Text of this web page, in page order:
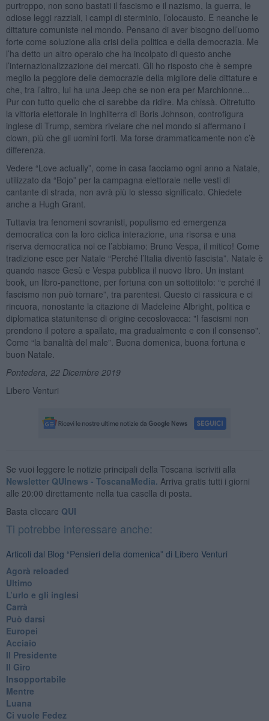
purtroppo, non sono bastati il fascismo e il nazismo, la guerra, le
odiose leggi razziali, i campi di sterminio, l’olocausto. E neanche le
dittature comuniste nel mondo. Pensano di aver bisogno dell’uomo
forte come soluzione alla crisi della politica e della democrazia. Me
l’ha detto un altro operaio che ha incolpato di questo anche
l’internazionalizzazione dei mercati. Gli ho risposto che è sempre
meglio la peggiore delle democrazie della migliore delle dittature e
che, tra l’altro, lui ha una Jeep che se non era per Marchionne...
Pur con tutto quello che ci sarebbe da ridire. Ma chissà. Oltretutto
la vittoria elettorale in Inghilterra di Boris Johnson, controfigura
inglese di Trump, sembra rivelare che nel mondo si affermano i
clown, più che gli uomini forti. Ma forse drammaticamente non c’è
differenza.
Vedere “Love actually”, come in casa facciamo ogni anno a Natale,
utilizzato da “Bojo” per la campagna elettorale nelle vesti di
cantante di strada, non avrà più lo stesso significato. Chiedete
anche a Hugh Grant.
Tuttavia tra fenomeni sovranisti, populismo ed emergenza
democratica con la loro ciclica interazione, una risorsa e una
riserva democratica noi ce l’abbiamo: Bruno Vespa, il mitico! Come
tradizione esce per Natale “Perché l’Italia diventò fascista”. Natale è
quando nasce Gesù e Vespa pubblica il nuovo libro. Un instant
book, un libro-panettone, per fortuna con un sottotitolo: “e perché il
fascismo non può tornare”, tra parentesi. Questo ci rassicura e ci
rincuora, nonostante la citazione di Madeleine Albright, politica e
diplomatica statunitense di origine cecoslovacca: "I fascismi non
prendono il potere a spallate, ma gradualmente e con il consenso".
Come “la banalità del male”. Buona domenica, buona fortuna e
buon Natale.
Pontedera, 22Dicembre 2019
Libero Venturi
Se vuoi leggere le notizie principali della Toscana iscriviti alla
Newsletter QUInews - ToscanaMedia. Arriva gratis tutti i giorni
alle 20:00 direttamente nella tua casella di posta.
Basta cliccare QUI
Ti potrebbe interessare anche:
Articoli dal Blog “Pensieri della domenica” di Libero Venturi
​Agorà reloaded
Ultimo
​L’urlo e gli inglesi
Carrà
Può darsi
Europei
Acciaio
Il Presidente
​Il Giro
Insopportabile
​Mentre
Luana
​Ci vuole Fedez